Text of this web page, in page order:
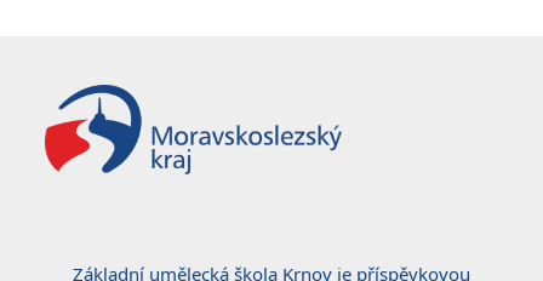
Základní umělecká škola Krnov je příspěvkovou